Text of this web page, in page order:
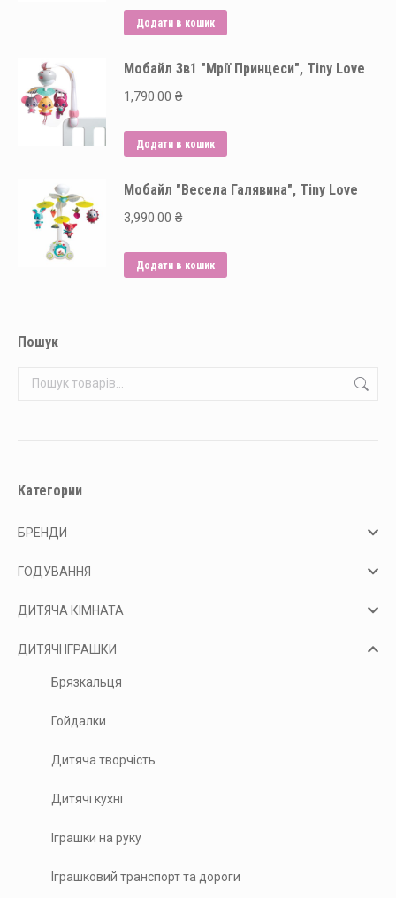
Додати в кошик
Мобайл 3в1 "Мрії Принцеси", Tiny Love
1,790.00 ₴
Додати в кошик
Мобайл "Весела Галявина", Tiny Love
3,990.00 ₴
Додати в кошик
Пошук
Категории
БРЕНДИ
ГОДУВАННЯ
ДИТЯЧА КІМНАТА
ДИТЯЧІ ІГРАШКИ
Брязкальця
Гойдалки
Дитяча творчість
Дитячі кухні
Іграшки на руку
Іграшковий транспорт та дороги